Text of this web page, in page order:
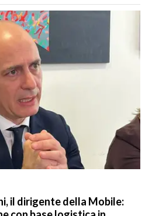
il dirigente della Mobile: